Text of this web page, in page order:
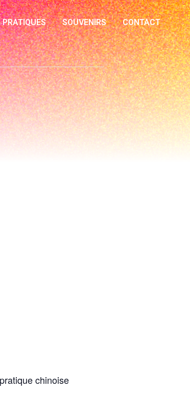
PRATIQUES SOUVENIRS CONTACT
chinoise